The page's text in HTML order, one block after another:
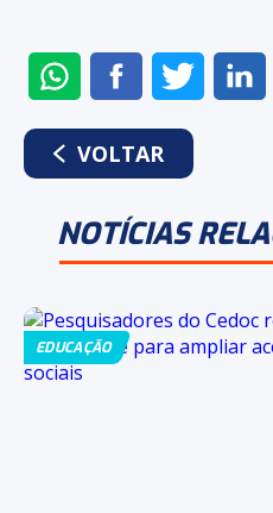
ENVIAR
NO
WHATSAPP
COMPARTILHAR
NO
FACEBOOK
NO
VOLTAR
NOTÍCIAS
EDUCAÇÃO